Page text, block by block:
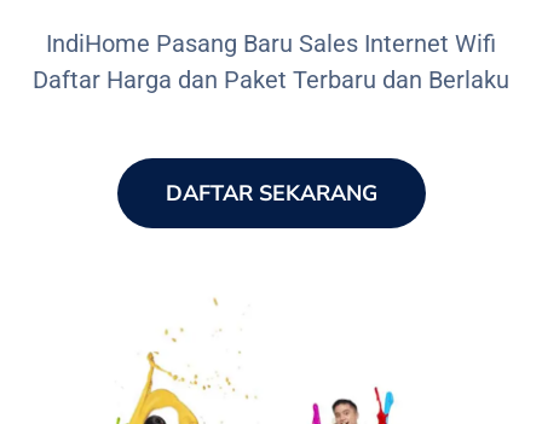
IndiHome Pasang Baru Sales Internet Wifi
Daftar Harga dan Paket Terbaru dan Berlaku
DAFTAR SEKARANG